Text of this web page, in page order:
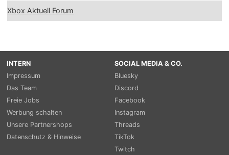
Xbox Aktuell Forum
INTERN
Impressum
Das Team
Freie Jobs
Werbung schalten
Unsere Partnershops
Datenschutz & Hinweise
SOCIAL MEDIA & CO.
Bluesky
Discord
Facebook
Instagram
Threads
TikTok
Twitch